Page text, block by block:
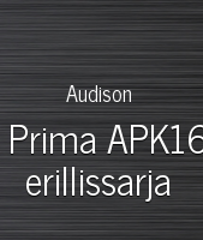
Audison
erillissarja